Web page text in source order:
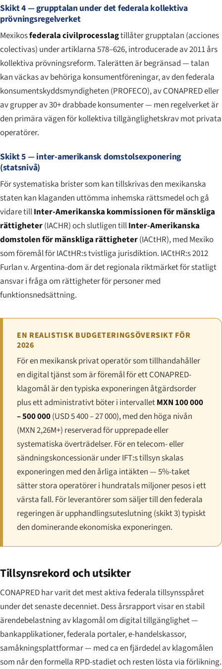
Skikt 4 — grupptalan under det federala kollektiva
prövningsregelverket
Mexikosfederala civilprocesslagtillåter grupptalan (acciones
colectivas) under artiklarna 578–626, introducerade av 2011 års
kollektiva prövningsreform. Talerätten är begränsad — talan
kan väckas av behöriga konsumentföreningar, av den federala
konsumentskyddsmyndigheten (PROFECO), av CONAPRED eller
av grupper av 30+ drabbade konsumenter — men regelverket är
den primära vägen för kollektiva tillgänglighetskrav mot privata
operatörer.
Skikt 5 — inter-amerikansk domstolsexponering
(statsnivå)
För systematiska brister som kan tillskrivas den mexikanska
staten kan klaganden uttömma inhemska rättsmedel och gå
vidare tillInter-Amerikanska kommissionen för mänskliga
rättigheter(IACHR) och slutligen tillInter-Amerikanska
domstolen för mänskliga rättigheter(IACtHR), med Mexiko
som föremål för IACtHR:s tvistliga jurisdiktion. IACtHR:s 2012
Furlan v. Argentina-dom är det regionala riktmärket för statligt
ansvar i fråga om rättigheter för personer med
funktionsnedsättning.
EN REALISTISK BUDGETERINGSÖVERSIKT FÖR
2026
För en mexikansk privat operatör som tillhandahåller
en digital tjänst som är föremål för ett CONAPRED-
klagomål är den typiska exponeringen åtgärdsorder
plus ett administrativt böter i intervalletMXN 100 000
– 500 000(USD 5 400 – 27 000), med den höga nivån
(MXN 2,26M+) reserverad för upprepade eller
systematiska överträdelser. För en telecom- eller
sändningskoncessionär under IFT:s tillsyn skalas
exponeringen med den årliga intäkten — 5%-taket
sätter stora operatörer i hundratals miljoner pesos i ett
värsta fall. För leverantörer som säljer till den federala
regeringen är upphandlingsuteslutning (skikt 3) typiskt
den dominerande ekonomiska exponeringen.
Tillsynsrekord och utsikter
CONAPRED har varit det mest aktiva federala tillsynsspåret
under det senaste decenniet. Dess årsrapport visar en stabil
ärendebelastning av klagomål om digital tillgänglighet —
bankapplikationer, federala portaler, e-handelskassor,
samåkningsplattformar — med ca en fjärdedel av klagomålen
som når den formella RPD-stadiet och resten lösta via förlikning.